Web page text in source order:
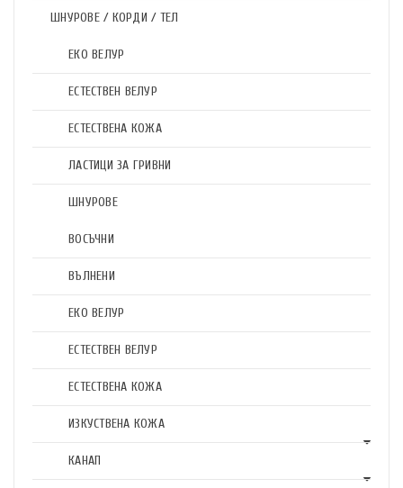
ШНУРОВЕ / КОРДИ / ТЕЛ
ЕКО ВЕЛУР
ЕСТЕСТВЕН ВЕЛУР
ЕСТЕСТВЕНА КОЖА
ЛАСТИЦИ ЗА ГРИВНИ
ШНУРОВЕ
ВОСЪЧНИ
ВЪЛНЕНИ
ЕКО ВЕЛУР
ЕСТЕСТВЕН ВЕЛУР
ЕСТЕСТВЕНА КОЖА
ИЗКУСТВЕНА КОЖА
КАНАП